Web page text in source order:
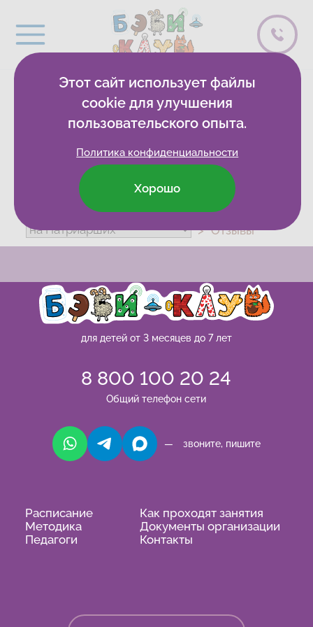
2 спасибо
Развивающие клубы
Отзывы
для детей от 3 месяцев до 7 лет
8 800 100 20 24
Общий телефон сети
— звоните, пишите
Расписание
Методика
Педагоги
Как проходят занятия
Документы организации
Контакты
Этот сайт использует файлы
cookie для улучшения
пользовательского опыта.
Политика конфиденциальности
Хорошо